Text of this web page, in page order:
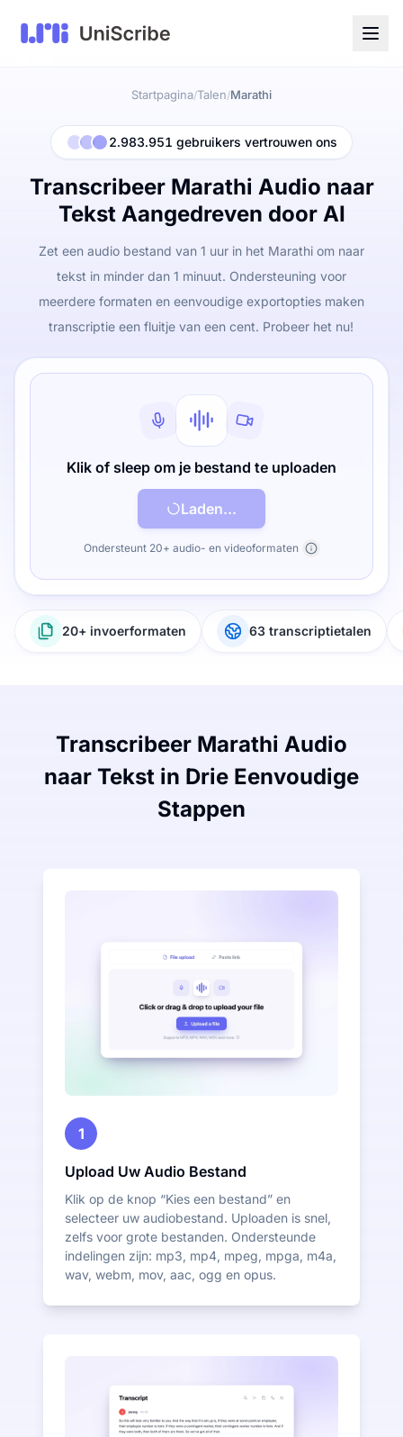
Startpagina/Talen/Marathi
2.983.951 gebruikers vertrouwen ons
Transcribeer Marathi Audio naar
Tekst Aangedreven door AI
Zet een audio bestand van 1 uur in het Marathi om naar
tekst in minder dan 1 minuut. Ondersteuning voor
meerdere formaten en eenvoudige exportopties maken
transcriptie een fluitje van een cent. Probeer het nu!
Klik of sleep om je bestand te uploaden
Laden...
Ondersteunt 20+ audio- en videoformaten
20+ invoerformaten 63 transcriptietalen
Transcribeer Marathi Audio
naar Tekst in Drie Eenvoudige
Stappen
1
Upload Uw Audio Bestand
Klik op de knop “Kies een bestand” en
selecteer uw audiobestand. Uploaden is snel,
zelfs voor grote bestanden. Ondersteunde
indelingen zijn: mp3, mp4, mpeg, mpga, m4a,
wav, webm, mov, aac, ogg en opus.